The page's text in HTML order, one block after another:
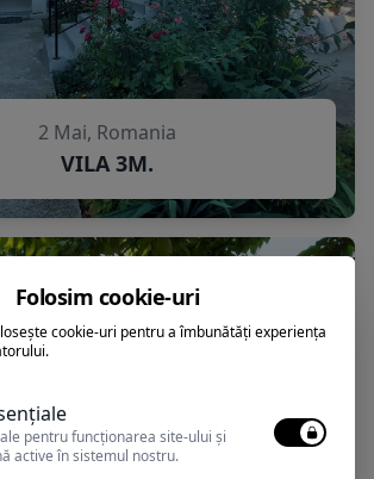
2 Mai, Romania
VILA 3M.
Folosim cookie-uri
cookie-uri pentru a îmbunătăți experiența
pentru funcționarea site-ului și
active în sistemul nostru.